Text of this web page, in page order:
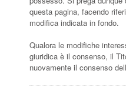
questa pagina, facendo
modifica indicata in fondo.
Qualora le modifiche
giuridica è il consenso, il
nuovamente il consenso